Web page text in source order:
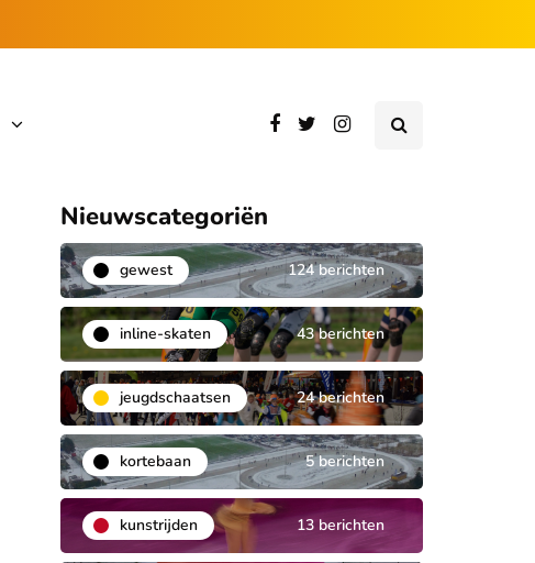
Nieuwscategoriën
gewest 124 berichten
inline-skaten 43 berichten
jeugdschaatsen 24 berichten
kortebaan 5 berichten
kunstrijden 13 berichten